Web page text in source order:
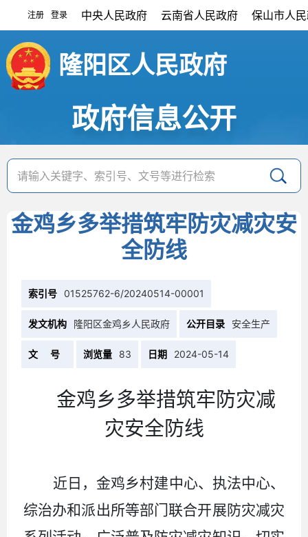
注册 登录 中央人民政府 云南省人民政府 保山市人
隆阳区人民政府
政府信息公开
金鸡乡多举措筑牢防灾减灾安
全防线
索引号 01525762-6/20240514-00001
发文机构 隆阳区金鸡乡人民政府 公开目录 安全生产
文 号 浏览量 83 日期 2024-05-14
金鸡乡多举措筑牢防灾减
灾安全防线
近日，金鸡乡村建中心、执法中心、
综治办和派出所等部门联合开展防灾减灾